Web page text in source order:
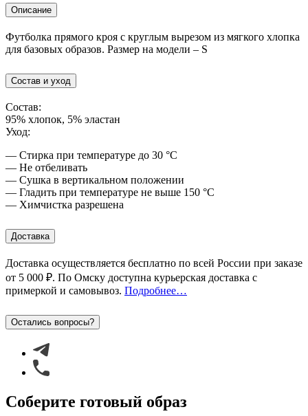
Описание
Футболка прямого кроя с круглым вырезом из мягкого хлопка
для базовых образов. Размер на модели – S
Состав и уход
Состав:
95% хлопок, 5% эластан
Уход:
— Стирка при температуре до 30 °C
— Не отбеливать
— Сушка в вертикальном положении
— Гладить при температуре не выше 150 °C
— Химчистка разрешена
Доставка
Доставка осуществляется бесплатно по всей России при заказе
от 5 000 ₽. По Омску доступна курьерская доставка с
примеркой и самовывоз. Подробнее…
Остались вопросы?
Соберите готовый образ